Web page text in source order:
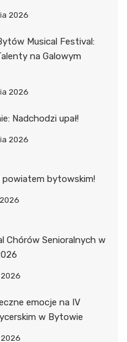
2026
Musical Festival:
na Galowym
2026
Nadchodzi upał!
2026
powiatem bytowskim!
Chórów Senioralnych w
emocje na IV
w Bytowie